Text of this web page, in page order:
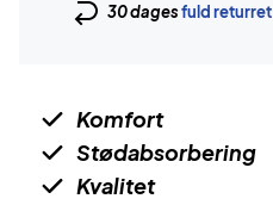
30 dagesfuld returret
Komfort
Stødabsorbering
Kvalitet